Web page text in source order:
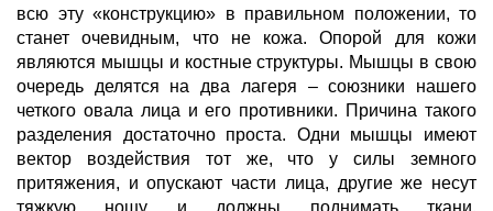
всю эту «конструкцию» в правильном положении, то
станет очевидным, что не кожа. Опорой для кожи
являются мышцы и костные структуры. Мышцы в свою
очередь делятся на два лагеря – союзники нашего
четкого овала лица и его противники. Причина такого
разделения достаточно проста. Одни мышцы имеют
вектор воздействия тот же, что у силы земного
притяжения, и опускают части лица, другие же несут
тяжкую ношу и должны поднимать ткани,